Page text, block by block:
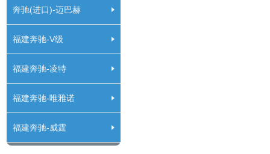
奔驰(进口)-迈巴赫
福建奔驰-V级
福建奔驰-凌特
福建奔驰-唯雅诺
福建奔驰-威霆